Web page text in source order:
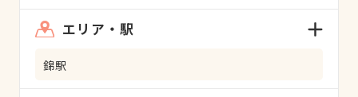
エリア・駅
錦駅